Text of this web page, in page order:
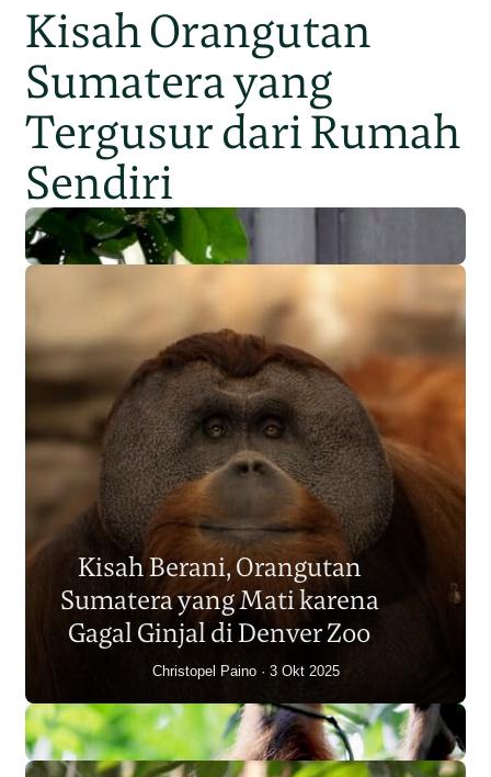
Kisah Orangutan
Sumatera yang
Tergusur dari Rumah
Sendiri
Populasi Orangutan
Sumatera Berkurang 2.700
Individu dalam Satu Dekade?
Junaidi Hanafiah 14 Jul 2026
Kisah Berani, Orangutan
Sumatera yang Mati karena
Gagal Ginjal di Denver Zoo
Christopel Paino 3 Okt 2025